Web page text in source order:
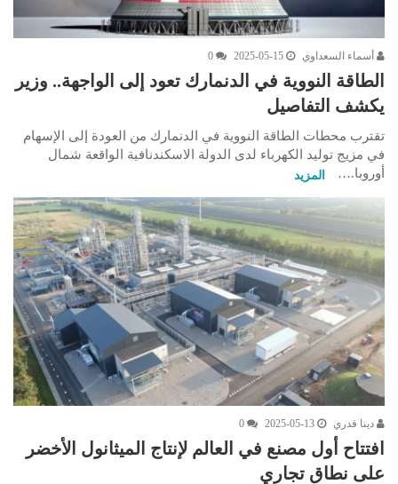
أسماء السعداوي 2025-05-15
0
الطاقة النووية في الدنمارك تعود إلى الواجهة.. وزير
يكشف التفاصيل
تقترب محطات الطاقة النووية في الدنمارك من العودة إلى الإسهام
في مزيج توليد الكهرباء لدى الدولة الاسكندنافية الواقعة شمال
أوروبا.…
المزيد
دينا قدري 2025-05-13
0
افتتاح أول مصنع في العالم لإنتاج الميثانول الأخضر
على نطاق تجاري